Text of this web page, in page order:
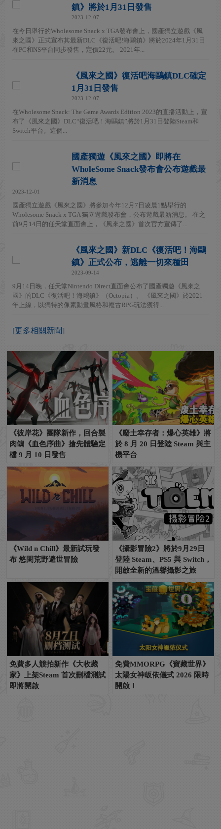
鎮》將於1月31日發售
2023-12-07
在今日舉行的Wholesome Snack x TGA發布會上，國產獨立遊戲《風
來之國》正式宣布其最新DLC《復活吧!海鷗鎮》將於2024年1月31日
在PC和NS平台同步發售，定價22元。 2021年...
《風來之國》復活吧海鷗鎮DLC確定
1月31日發售
2023-12-07
在Wholesome Snack: The Game Awards Edition 2023的直播活動上，宣
布了《風來之國》DLC“復活吧！海鷗鎮”將於1月31日登陸Steam和
Switch平台。這個...
國產獨遊《風來之國》即將在
WholeSome Snack發布會公布遊戲最
新消息
2023-12-01
國產獨立遊戲《風來之國》將參加今年12月7日凌晨1點舉行的
Wholesome Snack x TGA 獨立遊戲發布會，公布遊戲最新消息。 在之
前9月14日的任天堂直面會上，《風來之國》首次官方宣傳了...
《風來之國》新DLC《復活吧！海鷗
鎮》正式公布，逃離一切來種田
2023-09-14
9月14日晚，任天堂Nintendo Direct直面會公布了國產獨遊《風來之
國》的DLC《復活吧！海鷗鎮》（Octopia）。 《風來之國》於2021
年上線，以獨特的像素動畫風格和複古RPG玩法獲得...
[更多相關新聞]
《彼岸花》團隊新作，回合製
肉鴿《血色序曲》搶先體驗定
檔 9 月 10 日發售
《廢土幸存者：爆心英雄》將
於 8 月 20 日登陸 Steam 與主
機平台
《Wild n Chill》最新試玩發
布 悠閑荒野避世冒險
《攝影冒險2》將於9月29日
登陸 Steam、PS5 與 Switch，
開啟全新的溫馨攝影之旅
免費多人競拍新作《大收藏
家》上架Steam 首次刪檔測試
即將開啟
免費MMORPG《寶藏世界》
太陽女神皈依儀式 2026 限時
開啟！